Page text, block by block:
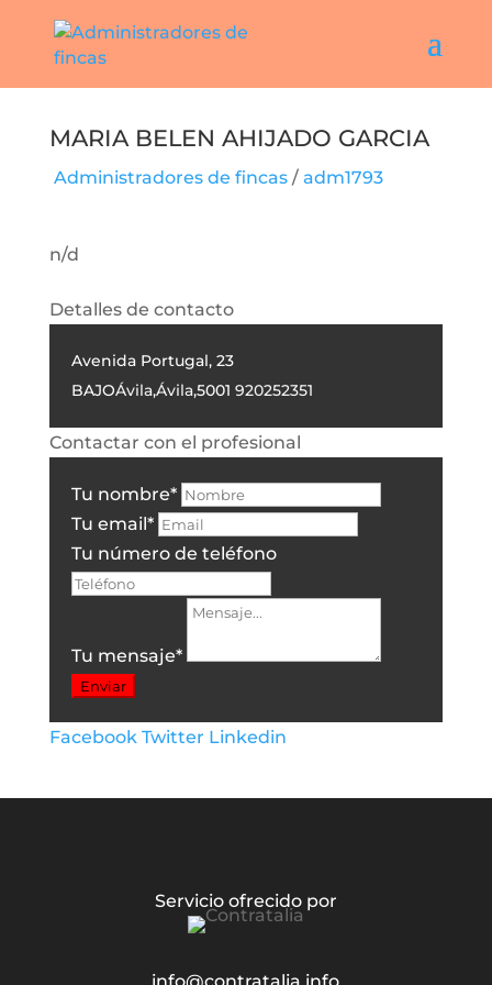
MARIA BELEN AHIJADO GARCIA
Administradores de fincas/ adm1793
n/d
Detalles de contacto
Avenida Portugal, 23
BAJOÁvila,Ávila,5001 920252351
Contactar con el profesional
Tu nombre*
Tu email*
Tu número de teléfono
Tu mensaje*
Enviar
Facebook Twitter Linkedin
Servicio ofrecido por